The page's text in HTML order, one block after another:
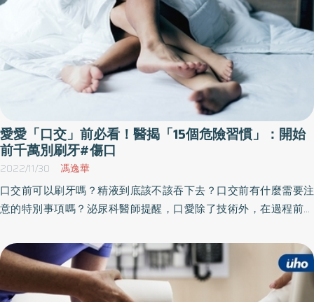
愛愛「口交」前必看！醫揭「15個危險習慣」：開始
前千萬別刷牙#傷口
2022/11/30 馮逸華
口交前可以刷牙嗎？精液到底該不該吞下去？口交前有什麼需要注
意的特別事項嗎？泌尿科醫師提醒，口愛除了技術外，在過程前、
更麻煩的甚至會產生性病傳染風險，或是導致對方得跑一趟急診緊
急治療。